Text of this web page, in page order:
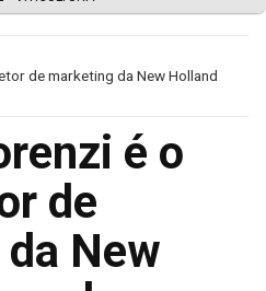
de marketing da New Holland
é o
de
New